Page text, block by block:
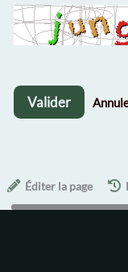
Valider
Éditer la page